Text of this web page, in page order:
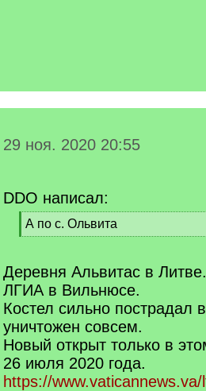
29 ноя. 2020 20:55
DDO написал:
[
q
А по с. Ольвита
[
q
]
Деревня Альвитас в
ЛГИА в Вильнюсе.
Костел сильно
уничтожен совсем.
Новый открыт только в
26 июля 2020 года.
https://